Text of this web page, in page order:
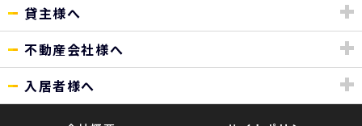
貸主様へ
不動産会社様へ
入居者様へ